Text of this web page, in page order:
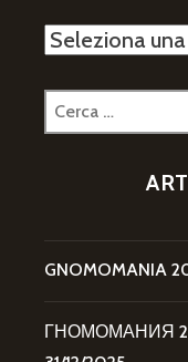
Categorie
Ricerca
per:
GNOMOMANIA
ГНОМОМАНИЯ